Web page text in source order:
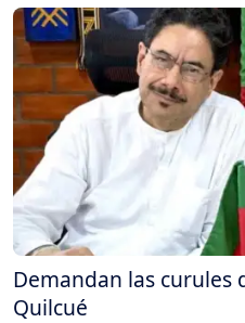
Demandan las curules
Quilcué